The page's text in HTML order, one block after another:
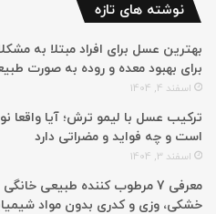
نوشته های تازه
برای بهبود معده و روده به صورت
اسفند 4, 1404
ترکیب عسل با لیمو ترش؛ آیا
است و چه فواید و مضراتی دارد
اسفند 3, 1404
معرفی 7 مرطوب کننده طبیعی
خشکی، وزی و کدری بدون مواد